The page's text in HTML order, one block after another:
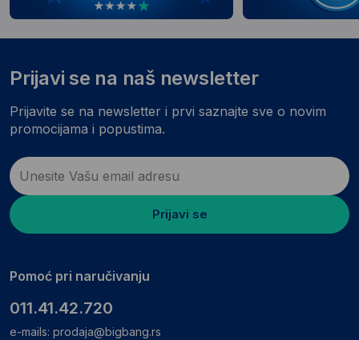
Prijavi se na naš newsletter
Prijavite se na newsletter i prvi saznajte sve o novim
promocijama i popustima.
Prijavi se
Pomoć pri naručivanju
011.41.42.720
e-mails: prodaja@bigbang.rs